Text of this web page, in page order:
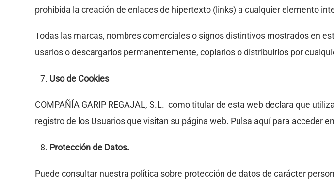
prohibida la creación de enlaces de hipertexto (links) a cualquier elemento
Todas las marcas, nombres comerciales o signos distintivos mostrados en
usarlos o descargarlos permanentemente, copiarlos o distribuirlos por
Uso de Cookies
COMPAÑÍA GARIP REGAJAL, S.L. como titular de esta web declara que
registro de los Usuarios que visitan su página web. Pulsa aquí para acceder
Protección de Datos.
Puede consultar nuestra política sobre protección de datos de carácter